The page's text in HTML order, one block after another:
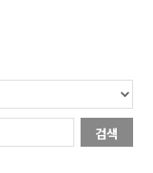
검색